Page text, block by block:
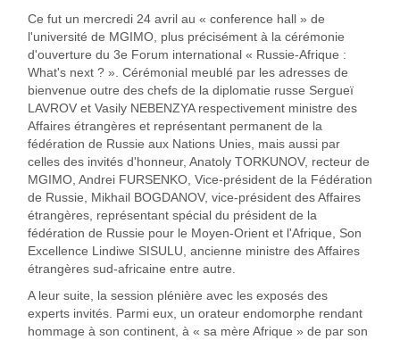
Ce fut un mercredi 24 avril au « conference hall » de
l'université de MGIMO, plus précisément à la cérémonie
d'ouverture du 3e Forum international « Russie-Afrique :
What's next ? ». Cérémonial meublé par les adresses de
bienvenue outre des chefs de la diplomatie russe Sergueï
LAVROV et Vasily NEBENZYA respectivement ministre des
Affaires étrangères et représentant permanent de la
fédération de Russie aux Nations Unies, mais aussi par
celles des invités d'honneur, Anatoly TORKUNOV, recteur de
MGIMO, Andrei FURSENKO, Vice-président de la Fédération
de Russie, Mikhail BOGDANOV, vice-président des Affaires
étrangères, représentant spécial du président de la
fédération de Russie pour le Moyen-Orient et l'Afrique, Son
Excellence Lindiwe SISULU, ancienne ministre des Affaires
étrangères sud-africaine entre autre.
A leur suite, la session plénière avec les exposés des
experts invités. Parmi eux, un orateur endomorphe rendant
hommage à son continent, à « sa mère Afrique » de par son